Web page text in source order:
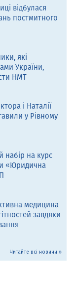
відбулася
постмитного
які
України,
НМТ
і Наталії
у Рівному
на курс
«Юридична
медицина
завдяки
Читайте всі новини »